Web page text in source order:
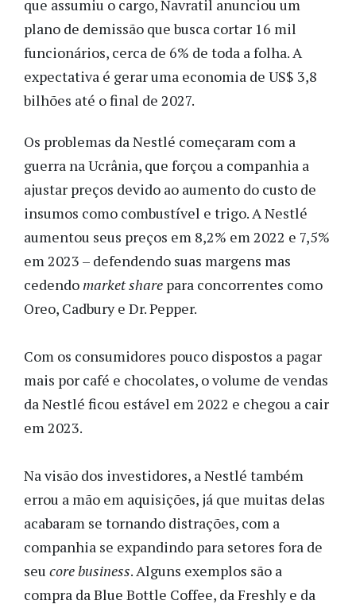
que assumiu o cargo, Navratil anunciou um
plano de demissão que busca cortar 16 mil
funcionários, cerca de 6% de toda a folha. A
expectativa é gerar uma economia de US$ 3,8
bilhões até o final de 2027.
Os problemas da Nestlé começaram com a
guerra na Ucrânia, que forçou a companhia a
ajustar preços devido ao aumento do custo de
insumos como combustível e trigo. A Nestlé
aumentou seus preços em 8,2% em 2022 e 7,5%
em 2023 – defendendo suas margens mas
cedendomarket share para concorrentes como
Oreo, Cadbury e Dr. Pepper.
Com os consumidores pouco dispostos a pagar
mais por café e chocolates, o volume de vendas
da Nestlé ficou estável em 2022 e chegou a cair
em 2023.
Na visão dos investidores, a Nestlé também
errou a mão em aquisições, já que muitas delas
acabaram se tornando distrações, com a
companhia se expandindo para setores fora de
seu core business. Alguns exemplos são a
compra da Blue Bottle Coffee, da Freshly e da